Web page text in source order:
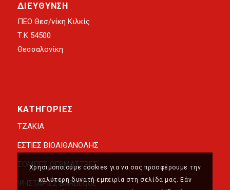
ΔΙΕΥΘΥΝΣΗ
ΠΕΟ Θεσ/νίκη Κιλκίς
Τ.Κ 54500
Θεσσαλονίκη
ΚΑΤΗΓΟΡΙΕΣ
ΤΖΑΚΙΑ
ΕΣΤΙΕΣ ΒΙΟΑΙΘΑΝΟΛΗΣ
ΣΟΜΠΕΣ ΘΕΡΜΑΣΤΡΕΣ
ΨΗΣΤΑΡΙΕΣ BARBEQUE
Χρησιμοποιούμε cookies για να σας προσφέρουμε την
καλύτερη δυνατή εμπειρία στη σελίδα μας. Εάν